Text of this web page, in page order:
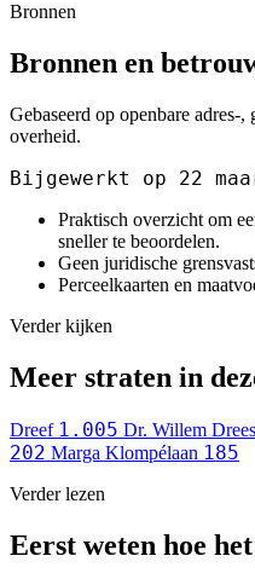
Bronnen
Bronnen en
Gebaseerd op openbare adres-
overheid.
Bijgewerkt op 22
Praktisch overzicht om
sneller te beoordelen.
Geen juridische
Perceelkaarten en
Verder kijken
Meer straten in
Dreef 1.005 Dr. Willem
202 Marga Klompélaan 185
Verder lezen
Eerst weten hoe